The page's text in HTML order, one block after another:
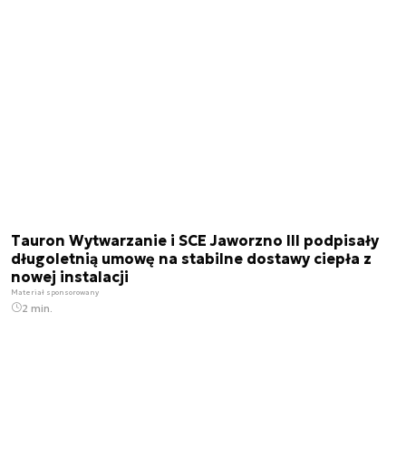
Tauron Wytwarzanie i SCE Jaworzno III podpisały
długoletnią umowę na stabilne dostawy ciepła z
nowej instalacji
Materiał sponsorowany
2 min.